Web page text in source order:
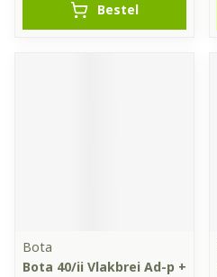
Bestel
Bota
Bota 40/ii Vlakbrei Ad-p +